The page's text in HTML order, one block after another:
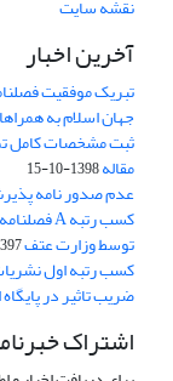
نقشه سایت
آخرین اخبار
تبریک موفقیت
جهان اسلام به
ثبت مشخصات کامل
مقاله1398-10-15
عدم صدور نامه
توسط وزارت عتف02-03
کسب رتبه اول
ضریب تاثیر در
اشتراک